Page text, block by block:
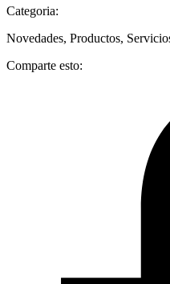
Categoria:
Novedades, Productos,
Comparte esto: